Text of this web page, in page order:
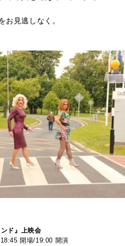
お見逃しなく。
ド 』上映会
開場/19:00 開演